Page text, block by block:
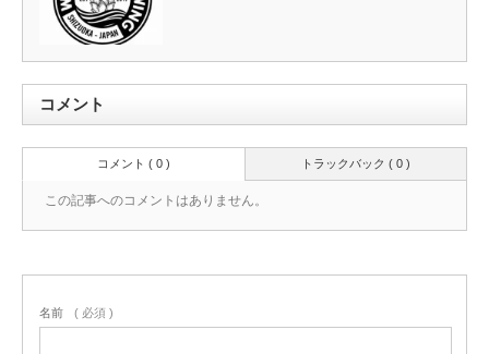
コメント
トラックバック ( 0 )
コメント ( 0 )
この記事へのコメントはありません。
名前 ( 必須 )